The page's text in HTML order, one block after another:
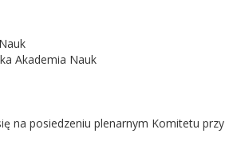
Akademia Nauk
na posiedzeniu plenarnym Komitetu